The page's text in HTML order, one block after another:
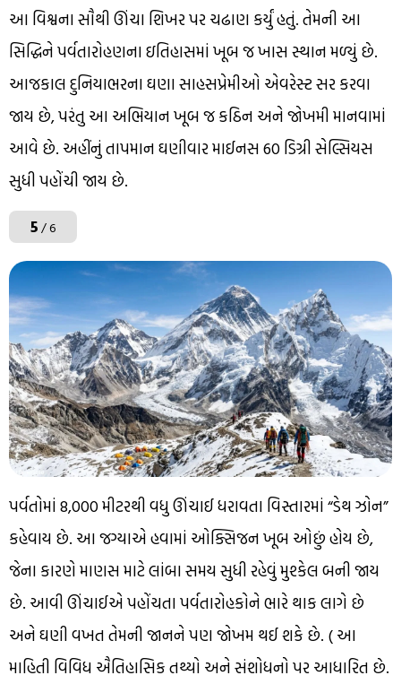
આ વિશ્વના સૌથી ઊંચા શિખર પર ચઢાણ કર્યું હતું. તેમની આ
સિદ્ધિને પર્વતારોહણના ઇતિહાસમાં ખૂબ જ ખાસ સ્થાન મળ્યું છે.
આજકાલ દુનિયાભરના ઘણા સાહસપ્રેમીઓ એવરેસ્ટ સર કરવા
જાય છે, પરંતુ આ અભિયાન ખૂબ જ કઠિન અને જોખમી માનવામાં
આવે છે. અહીંનું તાપમાન ઘણીવાર માઈનસ 60 ડિગ્રી સેલ્સિયસ
સુધી પહોંચી જાય છે.
5/ 6
પર્વતોમાં 8,000 મીટરથી વધુ ઊંચાઈ ધરાવતા વિસ્તારમાં “ડેથ ઝોન”
કહેવાય છે. આ જગ્યાએ હવામાં ઓક્સિજન ખૂબ ઓછું હોય છે,
જેના કારણે માણસ માટે લાંબા સમય સુધી રહેવું મુશ્કેલ બની જાય
છે. આવી ઊંચાઈએ પહોંચતા પર્વતારોહકોને ભારે થાક લાગે છે
અને ઘણી વખત તેમની જાનને પણ જોખમ થઈ શકે છે. ( આ
માહિતી વિવિધ ઐતિહાસિક તથ્યો અને સંશોધનો પર આધારિત છે.